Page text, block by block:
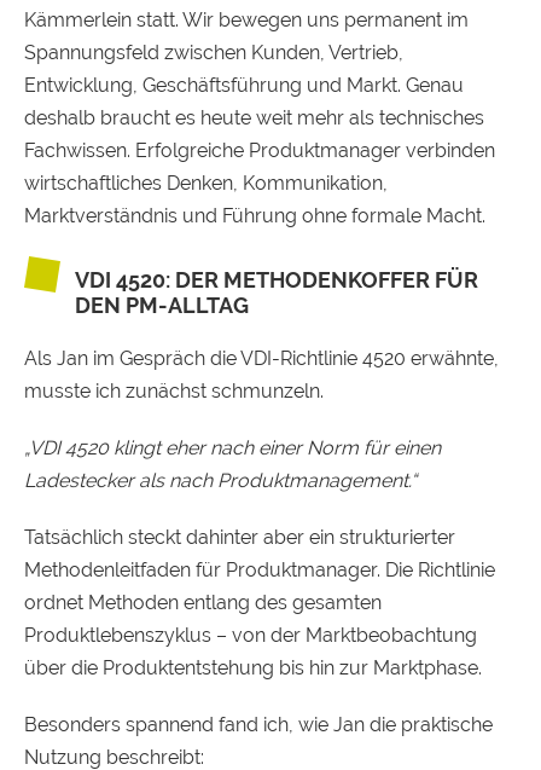
Kämmerlein statt. Wir bewegen uns permanent im
Spannungsfeld zwischen Kunden, Vertrieb,
Entwicklung, Geschäftsführung und Markt. Genau
deshalb braucht es heute weit mehr als technisches
Fachwissen. Erfolgreiche Produktmanager verbinden
wirtschaftliches Denken, Kommunikation,
Marktverständnis und Führung ohne formale Macht.
VDI 4520: DER METHODENKOFFER FÜR
DEN PM-ALLTAG
Als Jan im Gespräch die VDI-Richtlinie 4520 erwähnte,
musste ich zunächst schmunzeln.
„VDI 4520 klingt eher nach einer Norm für einen
Ladestecker als nach Produktmanagement.“
Tatsächlich steckt dahinter aber ein strukturierter
Methodenleitfaden für Produktmanager. Die Richtlinie
ordnet Methoden entlang des gesamten
Produktlebenszyklus – von der Marktbeobachtung
über die Produktentstehung bis hin zur Marktphase.
Besonders spannend fand ich, wie Jan die praktische
Nutzung beschreibt: